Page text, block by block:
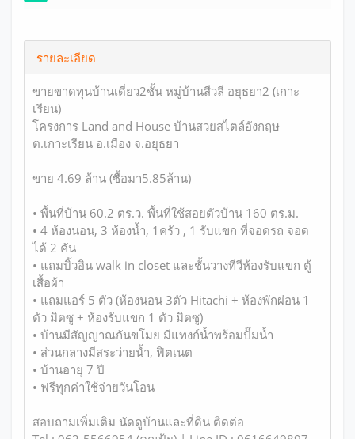
รายละเอียด
ขายขาดทุนบ้านเดี่ยว2ชั้น หมู่บ้านสีวลี อยุธยา2 (เกาะ
เรียน)
โครงการ Land and House บ้านสวยสไตล์อังกฤษ
ต.เกาะเรียน อ.เมือง จ.อยุธยา
ขาย 4.69 ล้าน (ซื้อมา5.85ล้าน)
• พื้นที่บ้าน 60.2 ตร.ว. พื้นที่ใช้สอยตัวบ้าน 160 ตร.ม.
• 4 ห้องนอน, 3 ห้องน้ำ, 1ครัว , 1 รับแขก ที่จอดรถ จอด
ได้ 2 คัน
• แถมบิ้วอิน walk in closet และชั้นวางทีวีห้องรับแขก ตู้
เสื้อผ้า
• แถมแอร์ 5 ตัว (ห้องนอน 3ตัว Hitachi + ห้องพักผ่อน 1
ตัว มิตซู + ห้องรับแขก 1 ตัว มิตซู)
• บ้านมีสัญญาณกันขโมย มีแทงก์น้ำพร้อมปั๊มน้ำ
• ส่วนกลางมีสระว่ายน้ำ, ฟิตเนต
• บ้านอายุ 7 ปี
• ฟรีทุกค่าใช้จ่ายวันโอน
สอบถามเพิ่มเติม นัดดูบ้านและที่ดิน ติดต่อ